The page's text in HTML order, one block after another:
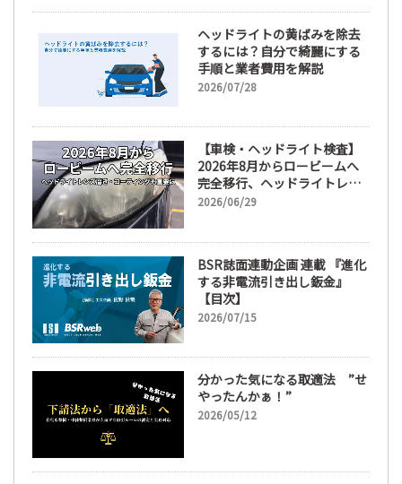
ヘッドライトの黄ばみを除去
するには？自分で綺麗にする
手順と業者費用を解説
2026/07/28
【車検・ヘッドライト検査】
2026年8月からロービームへ
完全移行、ヘッドライトレン
ズ磨き・コーティングも重要
2026/06/29
BSR誌面連動企画 連載 『進化
する非電流引き出し鈑金』
【目次】
2026/07/15
分かった気になる取適法 ”せ
やったんかぁ！”
2026/05/12